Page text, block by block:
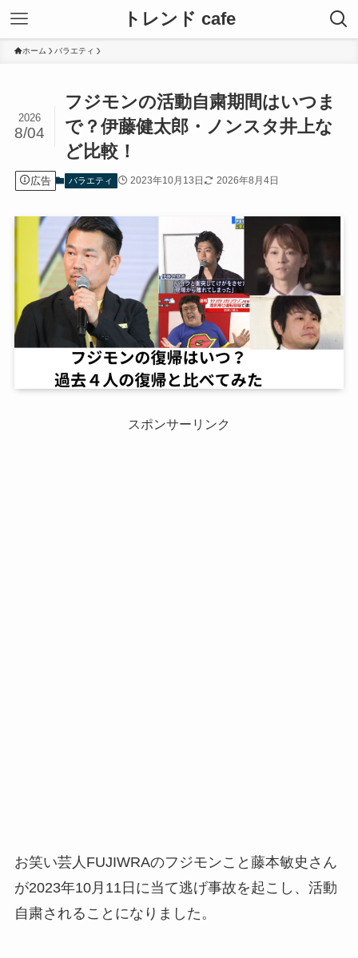
トレンド cafe
ホーム バラエティ
フジモンの活動自粛期間はいつま
で？伊藤健太郎・ノンスタ井上な
ど比較！
2026
8/04
広告 バラエティ 2023年10月13日 2026年8月4日
スポンサーリンク
お笑い芸人FUJIWRAのフジモンこと藤本敏史さん
が2023年10月11日に当て逃げ事故を起こし、活動
自粛されることになりました。